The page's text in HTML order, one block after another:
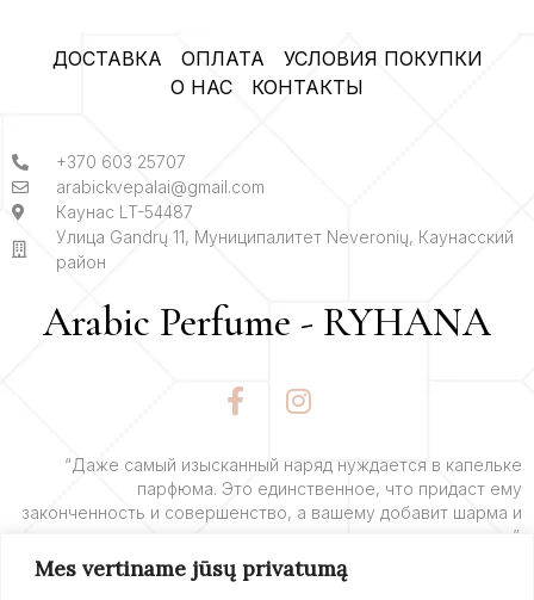
Mes vertiname jūsų privatumą
ДОСТАВКА ОПЛАТА
УСЛОВИЯ ПОКУПКИ
О НАС
КОНТАКТЫ
+370 603 25707
arabickvepalai@gmail.com
Каунас LT-54487
Улица Gandrų 11, Муниципалитет Neveronių, Каунасский
район
Arabic Perfume - RYHANA
F
a
e
b
o
o
k
I
n
t
a
g
r
a
“Даже самый изысканный наряд нуждается в капельке
парфюма. Это единственное, что придаст ему
законченность и совершенство, а вашему добавит шарма и
очарования”.